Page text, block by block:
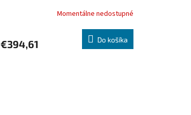
A
R
M
Momentálne nedostupné
€394,61 Do košíka